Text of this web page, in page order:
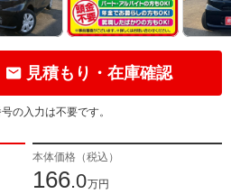
見積もり・在庫確認
の入力は不要です。
本体価格（税込）
166.0万円